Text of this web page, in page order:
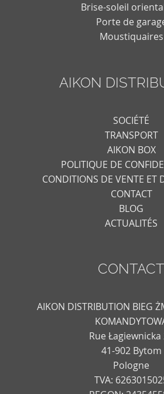
Brise-soleil
Porte de
Moustiquaires
AIKON
SOCIÉTÉ
TRANSPORT
AIKON BOX
POLITIQUE DE
CONDITIONS DE VENTE ET
CONTACT
BLOG
ACTUALITÉS
CONTACT
AIKON DISTRIBUTION BIEG
Rue Łagiewnicka
41-902 Bytom
Pologne
TVA: